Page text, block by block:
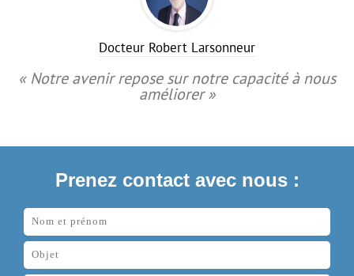
Docteur Robert Larsonneur
« Notre avenir repose sur notre capacité à nous
améliorer »
Prenez contact avec nous :